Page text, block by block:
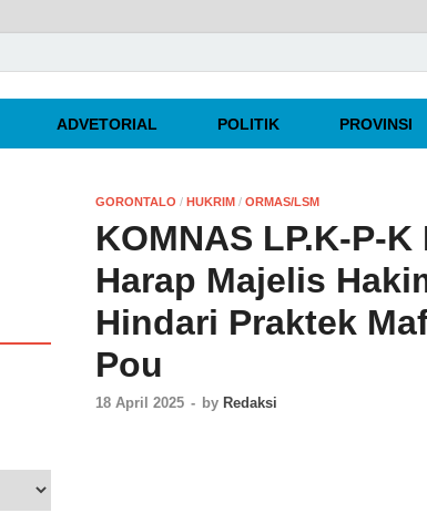
Terpercaya
ADVETORIAL POLITIK PROVINSI
GORONTALO / HUKRIM / ORMAS/LSM
KOMNAS LP.K-P-
Harap Majelis
Hindari Praktek
Pou
18 April 2025 - by Redaksi